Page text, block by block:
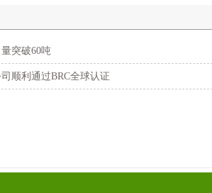
突破60吨
顺利通过BRC全球认证